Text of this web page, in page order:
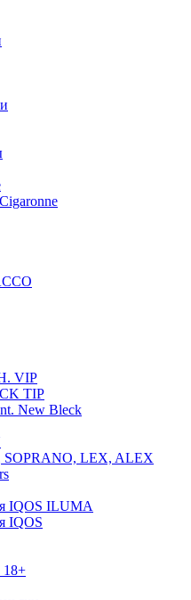
VIP
TIP
New Bleck
SOPRANO, LEX, ALEX
IQOS ILUMA
IQOS